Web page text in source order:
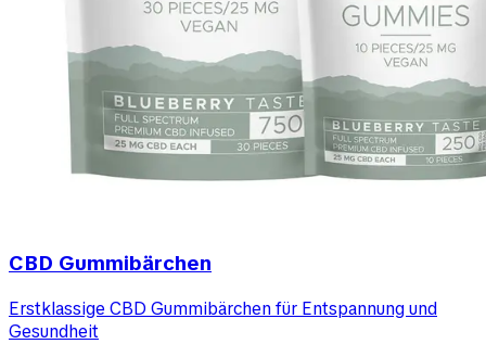
CBD Gummibärchen
Erstklassige CBD Gummibärchen für Entspannung und
Gesundheit